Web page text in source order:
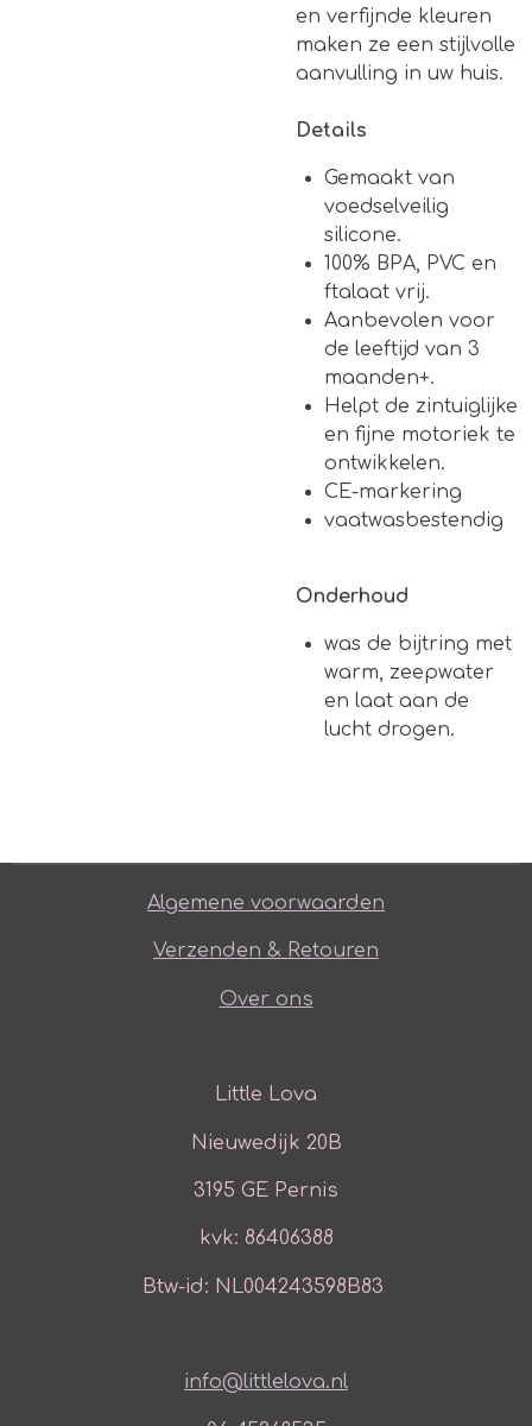
en verfijnde kleuren
maken ze een stijlvolle
aanvulling in uw huis.
Details
Gemaakt van
voedselveilig
silicone.
100% BPA, PVC en
ftalaat vrij.
Aanbevolen voor
de leeftijd van 3
maanden+.
Helpt de zintuiglijke
en fijne motoriek te
ontwikkelen.
CE-markering
vaatwasbestendig
Onderhoud
was de bijtring met
warm, zeepwater
en laat aan de
lucht drogen.
Algemene voorwaarden
Verzenden & Retouren
Over ons
Little Lova
Nieuwedijk 20B
3195 GE Pernis
kvk: 86406388
Btw-id: NL004243598B83
info@littlelova.nl